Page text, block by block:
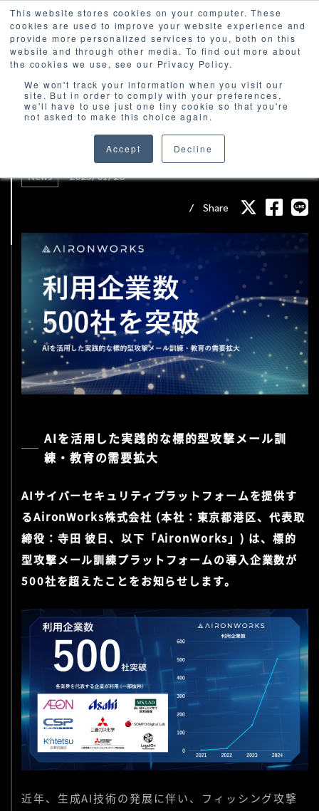
This website stores cookies on your computer. These
cookies are used to improve your website experience and
provide more personalized services to you, both on this
website and through other media. To find out more about
the cookies we use, see our Privacy Policy.
We won't track your information when you visit our
site. But in order to comply with your preferences,
we'll have to use just one tiny cookie so that you're
not asked to make this choice again.
Accept Decline
AironWorksのAIセキュリティアウェアネス
プラットフォーム利用企業数500社を突破
News 2025/01/28
Share
AIを活用した実践的な標的型攻撃メール訓
練・教育の需要拡大
AIサイバーセキュリティプラットフォームを提供す
るAironWorks株式会社 (本社：東京都港区、代表取
締役：寺田 彼日、以下「AironWorks」) は、標的
型攻撃メール訓練プラットフォームの導入企業数が
500社を超えたことをお知らせします。
近年、生成AI技術の発展に伴い、フィッシング攻撃